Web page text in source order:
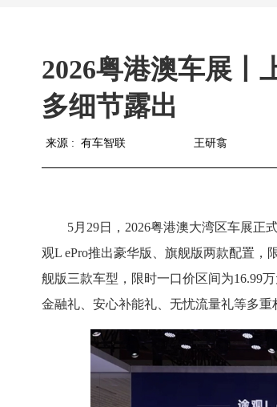
2026粤港澳车展丨
多细节露出
来源 : 有车智联 王研翕
5月29日，2026粤港澳大湾区车展正
观L ePro推出豪华版、旗舰版两款配置，
舰版三款车型，限时一口价区间为16.99
金融礼、安心补能礼、无忧流量礼等多重